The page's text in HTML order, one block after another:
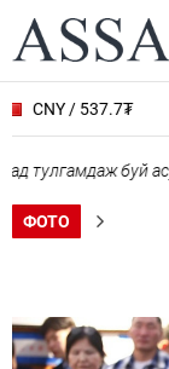
/ 537.7₮
буй
ФОТО